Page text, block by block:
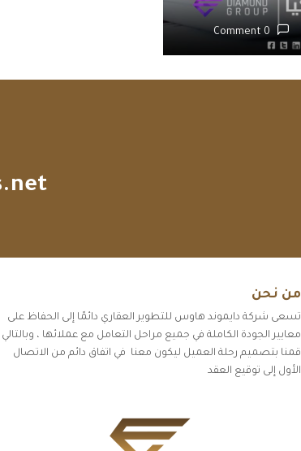
من نحن
تسعى شركة دايموند هاوس للتطوير العقاري دائمًا إلى الحفاظ على
معايير الجودة الكاملة في جميع مراحل التعامل مع عملائها ، وبالتالي
قمنا بتصميم رحلة العميل ليكون معنا في اتفاق دائم من الاتصال
الأول إلى توقيع العقد